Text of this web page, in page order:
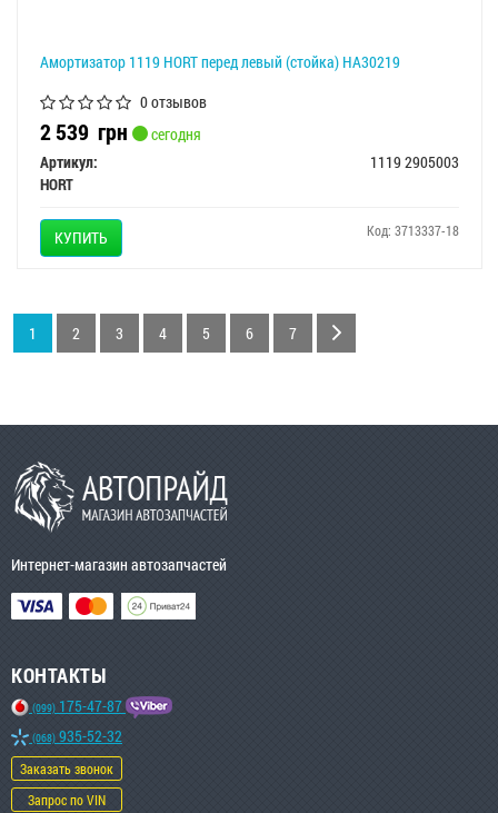
Амортизатор 1119 HORT перед левый (стойка) HA30219
0 отзывов
2 539 грн
сегодня
Артикул:
1119 2905003
HORT
КУПИТЬ Код: 3713337-18
1 2 3 4 5 6 7
Интернет-магазин автозапчастей
КОНТАКТЫ
(099) 175-47-87
(068) 935-52-32
Заказать звонок
Запрос по VIN